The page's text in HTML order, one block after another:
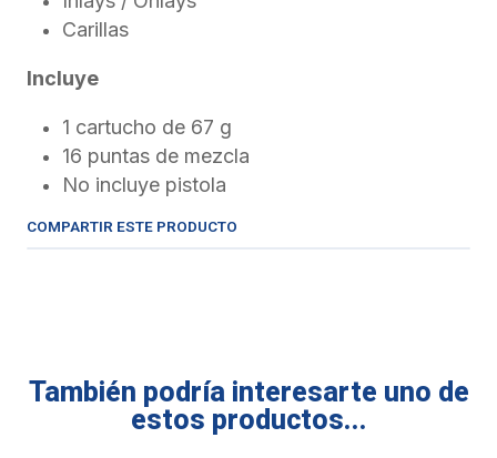
Carillas
Incluye
1 cartucho de 67 g
16 puntas de mezcla
No incluye pistola
COMPARTIR ESTE PRODUCTO
También podría interesarte uno de
estos productos...